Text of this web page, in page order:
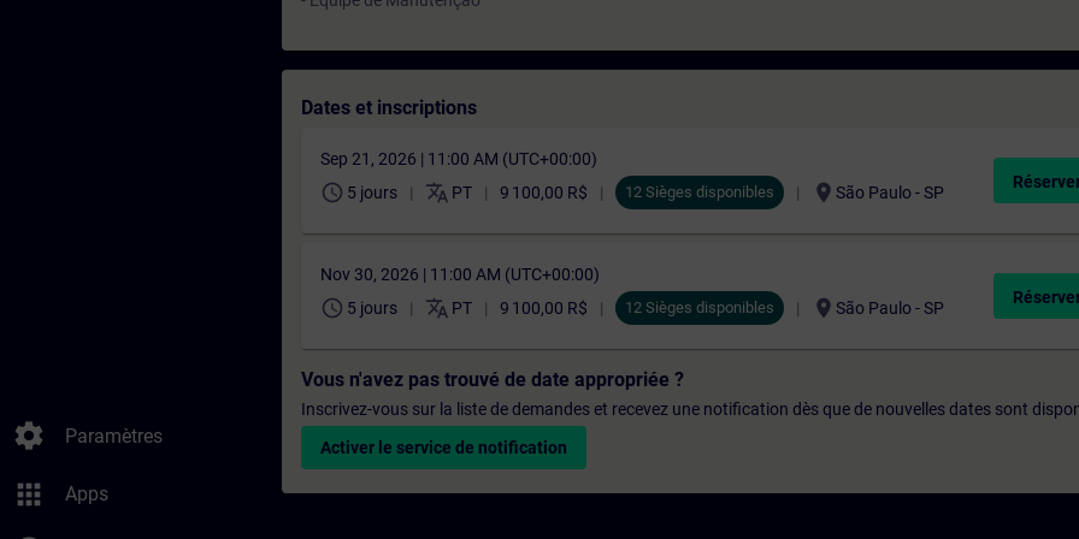
settings Paramètres
apps Apps
Dates et inscriptions
Sep 21, 2026 | 11:00 AM (UTC+00:00)
schedule 5 jours translate PT 9 100,00 R$ 12 Sièges disponibles location_on São Paulo - SP
Nov 30, 2026 | 11:00 AM (UTC+00:00)
schedule 5 jours translate PT 9 100,00 R$ 12 Sièges disponibles location_on São Paulo - SP
Vous n'avez pas trouvé de date appropriée ?
Inscrivez-vous sur la liste de demandes et recevez une notification dès que de nouvelles dates sont
Activer le service de notification